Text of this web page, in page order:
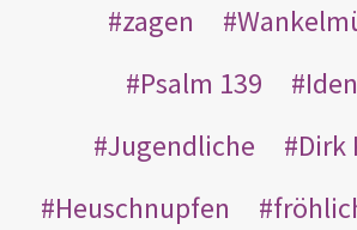
zagen
Psalm 139
Jugendliche
Dirk
Heuschnupfen